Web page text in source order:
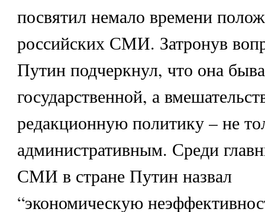
посвятил немало времени
российских СМИ. Затронув
Путин подчеркнул, что она
государственной, а
редакционную политику – не
административным. Среди
СМИ в стране Путин назвал
“экономическую